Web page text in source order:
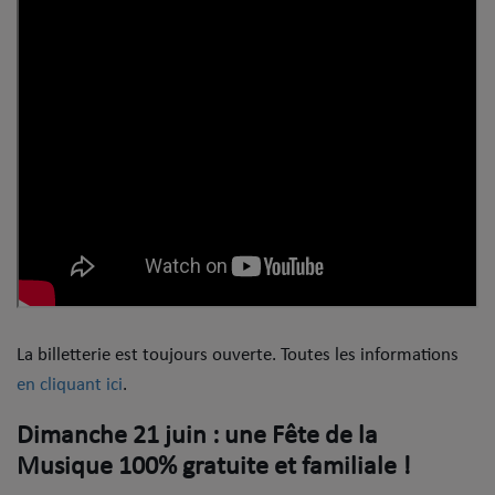
La billetterie est toujours ouverte. Toutes les informations
en cliquant ici.
​Dimanche 21 juin : une Fête de la
Musique 100% gratuite et familiale !